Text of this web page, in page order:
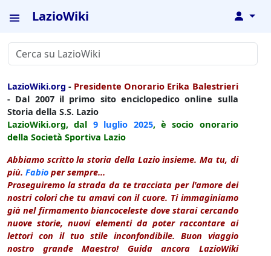
LazioWiki ↓
LazioWiki.org - Presidente Onorario Erika Balestrieri
- Dal 2007 il primo sito enciclopedico online sulla
Storia della S.S. Lazio
LazioWiki.org, dal 9 luglio 2025, è socio onorario
della Società Sportiva Lazio
Abbiamo scritto la storia della Lazio insieme. Ma tu, di
più. Fabio per sempre...
Proseguiremo la strada da te tracciata per l'amore dei
nostri colori che tu amavi con il cuore. Ti immaginiamo
già nel firmamento biancoceleste dove starai cercando
nuove storie, nuovi elementi da poter raccontare ai
lettori con il tuo stile inconfondibile. Buon viaggio
nostro grande Maestro! Guida ancora LazioWiki